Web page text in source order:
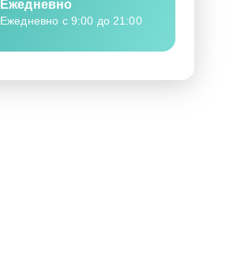
Ежедневно
Ежедневно с 9:00 до 21:00